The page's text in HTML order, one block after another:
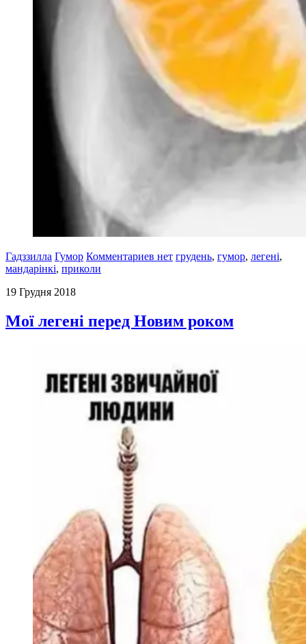
Гадззилла Гумор Комментариев нет грудень, гумор, легені,
мандарінкі, приколи
19 Грудня 2018
Мої легені перед Новим роком